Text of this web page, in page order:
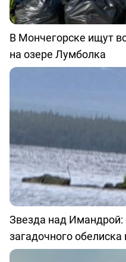
В Мончегорске ищут
на озере Лумболка
Звезда над Имандрой:
загадочного